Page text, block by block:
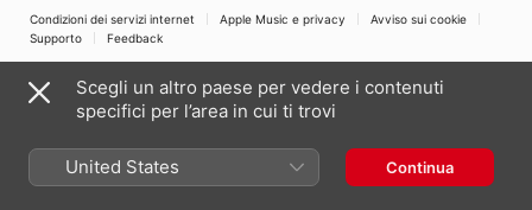
Condizioni dei servizi internet
Apple Music e privacy
Avviso sui cookie
Supporto
Feedback
Scegli un altro paese per vedere i contenuti
specifici per l’area in cui ti trovi
United States Continua